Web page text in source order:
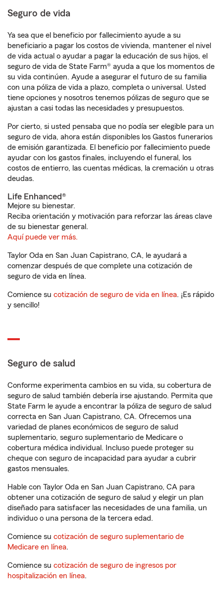
Seguro de vida
Ya sea que el beneficio por fallecimiento ayude a su
beneficiario a pagar los costos de vivienda, mantener el nivel
de vida actual o ayudar a pagar la educación de sus hijos, el
seguro de vida de State Farm® ayuda a que los momentos de
su vida continúen. Ayude a asegurar el futuro de su familia
con una póliza de vida a plazo, completa o universal. Usted
tiene opciones y nosotros tenemos pólizas de seguro que se
ajustan a casi todas las necesidades y presupuestos.
Por cierto, si usted pensaba que no podía ser elegible para un
seguro de vida, ahora están disponibles los Gastos funerarios
de emisión garantizada. El beneficio por fallecimiento puede
ayudar con los gastos finales, incluyendo el funeral, los
costos de entierro, las cuentas médicas, la cremación u otras
deudas.
Life Enhanced®
Mejore su bienestar.
Reciba orientación y motivación para reforzar las áreas clave
de su bienestar general.
Aquí puede ver más.
Taylor Oda en San Juan Capistrano, CA, le ayudará a
comenzar después de que complete una cotización de
seguro de vida en línea.
Comience su cotización de seguro de vida en línea. ¡Es rápido
y sencillo!
Seguro de salud
Conforme experimenta cambios en su vida, su cobertura de
seguro de salud también debería irse ajustando. Permita que
State Farm le ayude a encontrar la póliza de seguro de salud
correcta en San Juan Capistrano, CA. Ofrecemos una
variedad de planes económicos de seguro de salud
suplementario, seguro suplementario de Medicare o
cobertura médica individual. Incluso puede proteger su
cheque con seguro de incapacidad para ayudar a cubrir
gastos mensuales.
Hable con Taylor Oda en San Juan Capistrano, CA para
obtener una cotización de seguro de salud y elegir un plan
diseñado para satisfacer las necesidades de una familia, un
individuo o una persona de la tercera edad.
Comience su cotización de seguro suplementario de
Medicare en línea.
Comience su cotización de seguro de ingresos por
hospitalización en línea.